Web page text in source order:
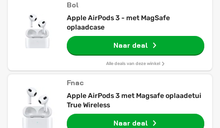
Bol
Apple AirPods 3 - met MagSafe
oplaadcase
Naar deal
Alle deals van deze winkel
Fnac
Apple AirPods 3 met Magsafe oplaadetui
True Wireless
Naar deal